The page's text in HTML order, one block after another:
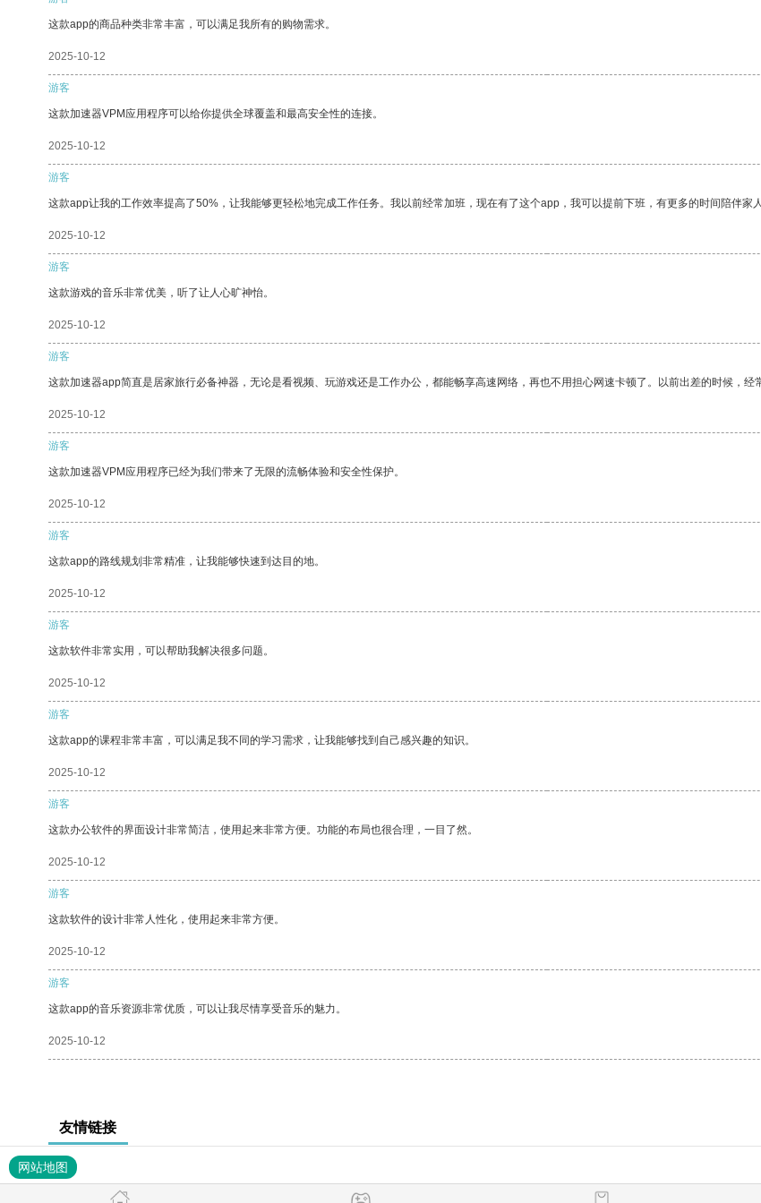
这款app的商品种类非常丰富，可以满足我所有的购物需求。
2025-10-12
游客
这款加速器VPM应用程序可以给你提供全球覆盖和最高安全性的连接。
2025-10-12
游客
这款app让我的工作效率提高了50%，让我能够更轻松地完成工作任务。我以前经常加班，现在有了这个app，我可以提前下班，有更多的时间陪伴家人
2025-10-12
游客
这款游戏的音乐非常优美，听了让人心旷神怡。
2025-10-12
游客
这款加速器app简直是居家旅行必备神器，无论是看视频、玩游戏还是工作办公，都能畅享高速网络，再也不用担心网速卡顿了。以前出差的时候，
2025-10-12
游客
这款加速器VPM应用程序已经为我们带来了无限的流畅体验和安全性保护。
2025-10-12
游客
这款app的路线规划非常精准，让我能够快速到达目的地。
2025-10-12
游客
这款软件非常实用，可以帮助我解决很多问题。
2025-10-12
游客
这款app的课程非常丰富，可以满足我不同的学习需求，让我能够找到自己感兴趣的知识。
2025-10-12
游客
这款办公软件的界面设计非常简洁，使用起来非常方便。功能的布局也很合理，一目了然。
2025-10-12
游客
这款软件的设计非常人性化，使用起来非常方便。
2025-10-12
游客
这款app的音乐资源非常优质，可以让我尽情享受音乐的魅力。
2025-10-12
友情链接
网站地图